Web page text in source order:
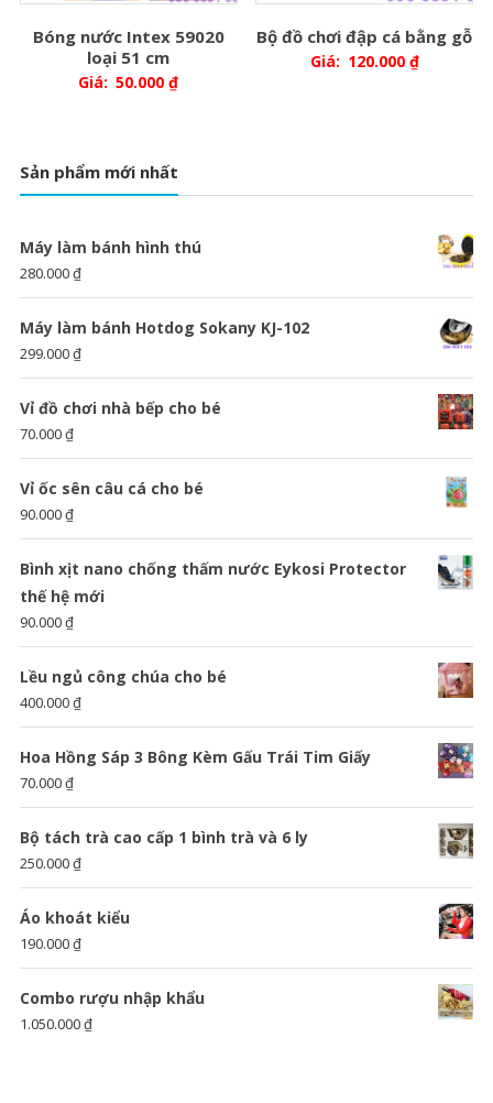
Bóng nước Intex 59020
loại 51 cm
Giá: 50.000₫
Bộ đồ chơi đập cá bằng gỗ
Giá: 120.000 ₫
Sản phẩm mới nhất
Máy làm bánh hình thú
280.000₫
Máy làm bánh Hotdog Sokany KJ-102
299.000₫
Vỉ đồ chơi nhà bếp cho bé
70.000₫
Vỉ ốc sên câu cá cho bé
90.000₫
Bình xịt nano chống thấm nước Eykosi Protector
thế hệ mới
90.000₫
Lều ngủ công chúa cho bé
400.000₫
Hoa Hồng Sáp 3 Bông Kèm Gấu Trái Tim Giấy
70.000₫
Bộ tách trà cao cấp 1 bình trà và 6 ly
250.000₫
Áo khoát kiểu
190.000₫
Combo rượu nhập khẩu
1.050.000₫